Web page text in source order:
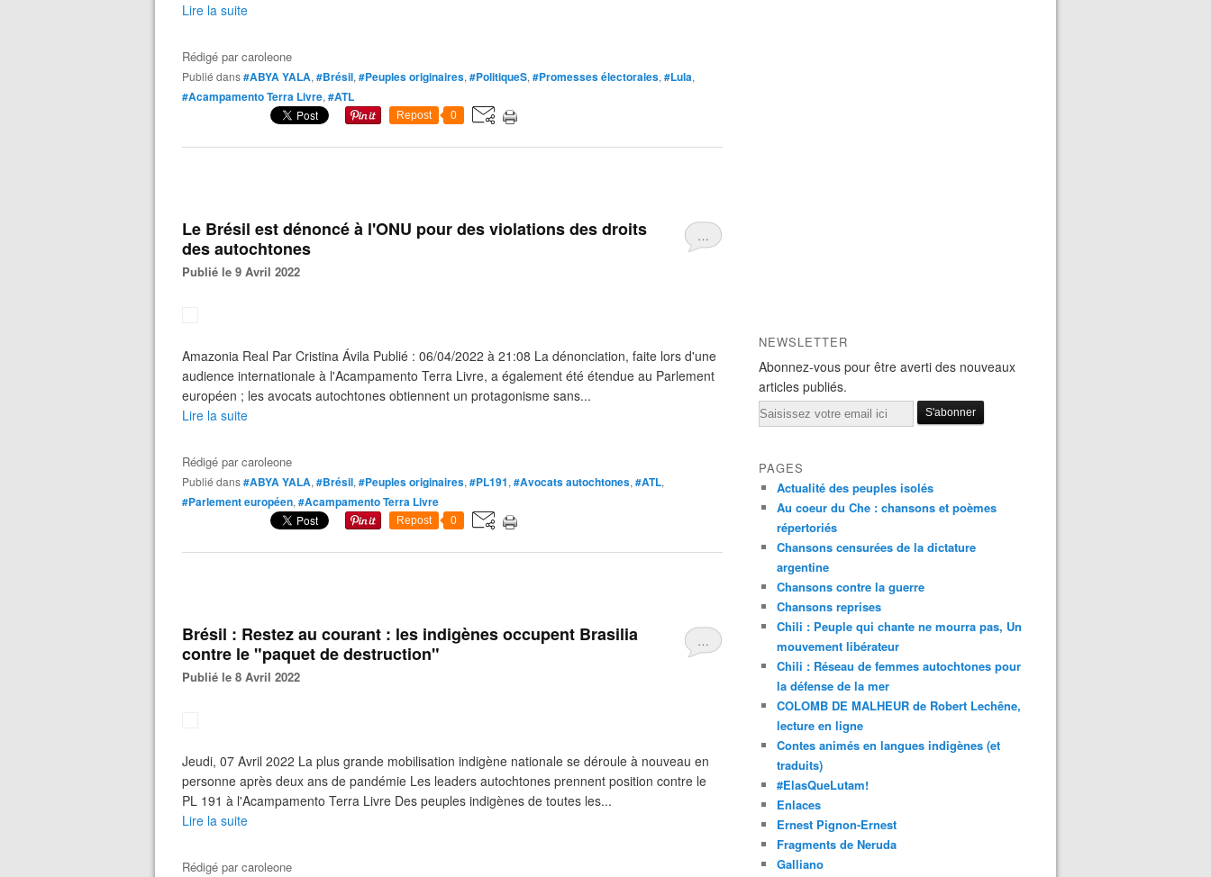
Lire la suite
Rédigé parcaroleone
Publié dans#ABYA YALA, #Brésil, #Peuples originaires, #PolitiqueS, #Promesses électorales, #Lula,
#Acampamento Terra Livre, #ATL
Repost 0
…
Le Brésil est dénoncé à l'ONU pour des violations des droits
des autochtones
Publié le 9 Avril 2022
Amazonia Real Par Cristina Ávila Publié : 06/04/2022 à 21:08 La dénonciation, faite lors d'une
audience internationale à l'Acampamento Terra Livre, a également été étendue au Parlement
européen ; les avocats autochtones obtiennent un protagonisme sans...
Lire la suite
Rédigé parcaroleone
Publié dans#ABYA YALA, #Brésil, #Peuples originaires, #PL191, #Avocats autochtones, #ATL,
#Parlement européen, #Acampamento Terra Livre
Repost 0
…
Brésil : Restez au courant : les indigènes occupent Brasilia
contre le "paquet de destruction"
Publié le 8 Avril 2022
Jeudi, 07 Avril 2022 La plus grande mobilisation indigène nationale se déroule à nouveau en
personne après deux ans de pandémie Les leaders autochtones prennent position contre le
PL 191 à l'Acampamento Terra Livre Des peuples indigènes de toutes les...
Lire la suite
Rédigé parcaroleone
NEWSLETTER
Abonnez-vous pour être averti des nouveaux
articles publiés.
Email
PAGES
Actualité des peuples isolés
Au coeur du Che : chansons et poèmes
répertoriés
Chansons censurées de la dictature
argentine
Chansons contre la guerre
Chansons reprises
Chili : Peuple qui chante ne mourra pas, Un
mouvement libérateur
Chili : Réseau de femmes autochtones pour
la défense de la mer
COLOMB DE MALHEUR de Robert Lechêne,
lecture en ligne
Contes animés en langues indigènes (et
traduits)
#ElasQueLutam!
Enlaces
Ernest Pignon-Ernest
Fragments de Neruda
Galliano